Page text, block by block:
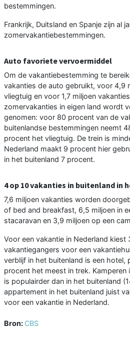
bestemmingen.
Frankrijk, Duitsland en Spanje zijn al
zomervakantiebestemmingen.
Auto favoriete vervoermiddel
Om de vakantiebestemming te
vakanties de auto gebruikt, voor 4,9
vliegtuig en voor 1,7 miljoen
zomervakanties in eigen land wordt
genomen: voor 80 procent van de
buitenlandse bestemmingen neemt
procent het vliegtuig. De trein is
Nederland maakt 9 procent hier
in het buitenland 7 procent.
4 op 10 vakanties in buitenland in
7,6 miljoen vakanties worden
of bed and breakfast, 6,5 miljoen in
stacaravan en 3,9 miljoen op een
Voor een vakantie in Nederland kiest
vakantiegangers voor een
verblijf in het buitenland is een hotel,
procent het meest in trek. Kamperen
is populairder dan in het buitenland
appartement in het buitenland juist
voor een vakantie in Nederland.
Bron: CBS